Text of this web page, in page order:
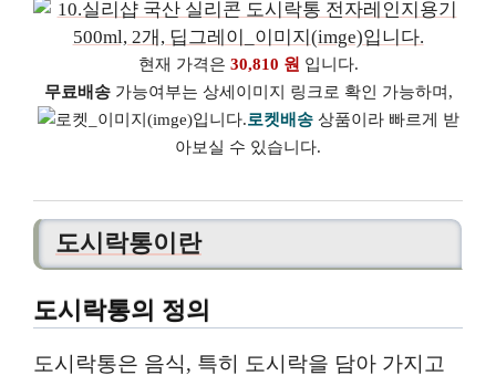
현재 가격은 30,810 원 입니다.
무료배송가능여부는 상세이미지 링크로 확인 가능하며,
로켓배송상품이라 빠르게 받
아보실 수 있습니다.
도시락통이란
도시락통의 정의
도시락통은 음식, 특히 도시락을 담아 가지고